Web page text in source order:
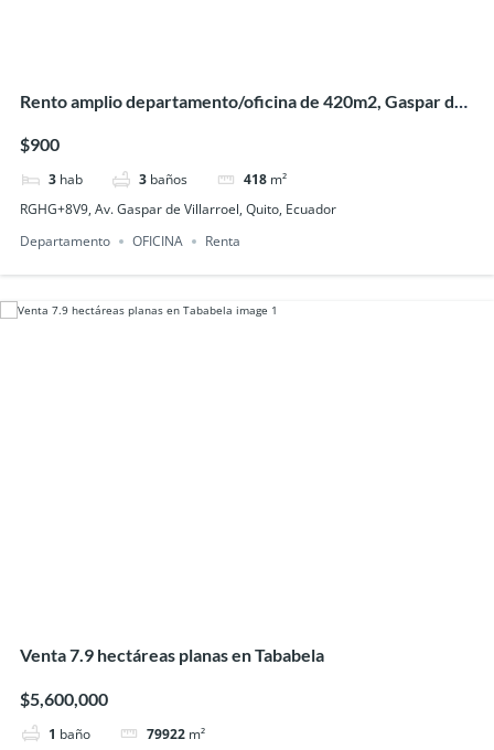
Rento amplio departamento/oficina de 420m2, Gaspar de
$900
3 hab 3 baños 418 m²
RGHG+8V9, Av. Gaspar de Villarroel, Quito, Ecuador
Departamento
OFICINA Renta
Venta 7.9 hectáreas planas en Tababela
$5,600,000
1 baño 79922 m²